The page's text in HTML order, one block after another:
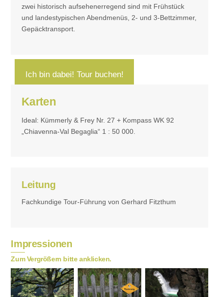
zwei historisch aufsehenerregend sind mit Frühstück
und landestypischen Abendmenüs, 2- und 3-Bettzimmer,
Gepäcktransport.
Ich bin dabei! Tour buchen!
Karten
Ideal: Kümmerly & Frey Nr. 27 + Kompass WK 92
„Chiavenna-Val Begaglia“ 1 : 50 000.
Leitung
Fachkundige Tour-Führung von Gerhard Fitzthum
Impressionen
Zum Vergrößern bitte anklicken.